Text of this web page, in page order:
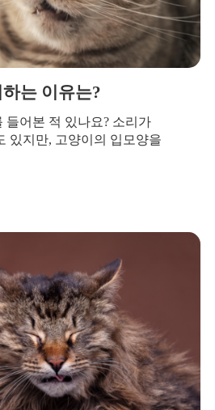
는 이유는?
들어본 적 있나요? 소리가
있지만, 고양이의 입모양을